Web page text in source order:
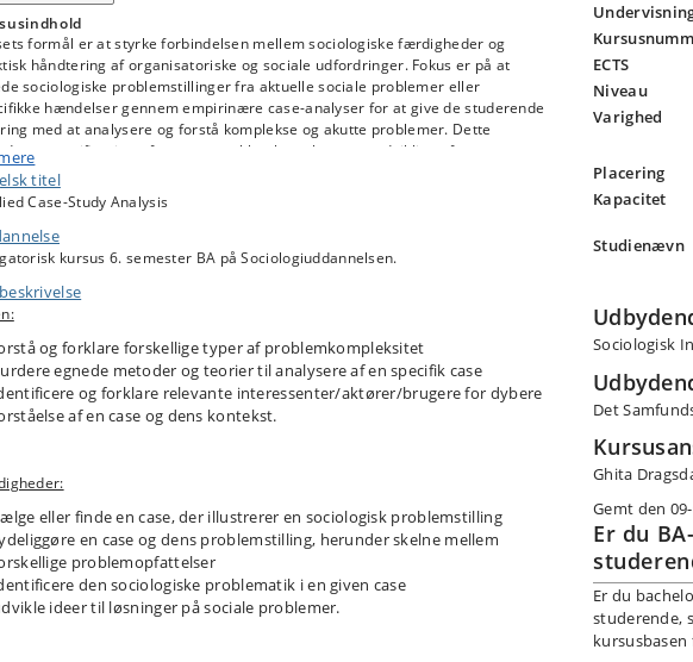
formål er at styrke forbindelsen mellem sociologiske færdigheder og
håndtering af organisatoriske og sociale udfordringer. Fokus er på at
sociologiske problemstillinger fra aktuelle sociale problemer eller
hændelser gennem empirinære case-analyser for at give de studerende
med at analysere og forstå komplekse og akutte problemer. Dette
specificering af case og problemkontekst samt udvikling af
for identificerede problemer. Kurset bygger på
læring gennem samarbejde med relevante interessenter og
ejere, og introducerer herigennem studerende til arbejdsmarkedet og
rolle i samfundet.
titel
Case-Study Analysis
kursus 6. semester BA på Sociologiuddannelsen.
og forklare forskellige typer af problemkompleksitet
egnede metoder og teorier til analysere af en specifik case
og forklare relevante interessenter/aktører/brugere for dybere
af en case og dens kontekst.
eller finde en case, der illustrerer en sociologisk problemstilling
en case og dens problemstilling, herunder skelne mellem
problemopfattelser
den sociologiske problematik i en given case
ideer til løsninger på sociale problemer.
ECTS
Niveau
Varighed
Placering
Kapacitet
Studienævn
Sociologisk
Det
Ghita
Gemt den
Er du
Er du
studerende,